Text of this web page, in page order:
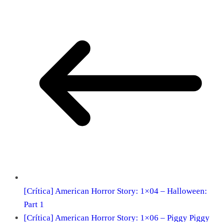
[Crítica] American Horror Story: 1×04 – Halloween:
Part 1
[Crítica] American Horror Story: 1×06 – Piggy Piggy